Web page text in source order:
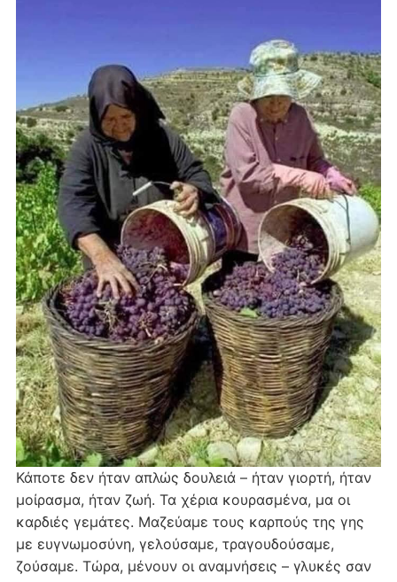
Κάποτε δεν ήταν απλώς δουλειά – ήταν γιορτή, ήταν
μοίρασμα, ήταν ζωή. Τα χέρια κουρασμένα, μα οι
καρδιές γεμάτες. Μαζεύαμε τους καρπούς της γης
με ευγνωμοσύνη, γελούσαμε, τραγουδούσαμε,
ζούσαμε. Τώρα, μένουν οι αναμνήσεις – γλυκές σαν